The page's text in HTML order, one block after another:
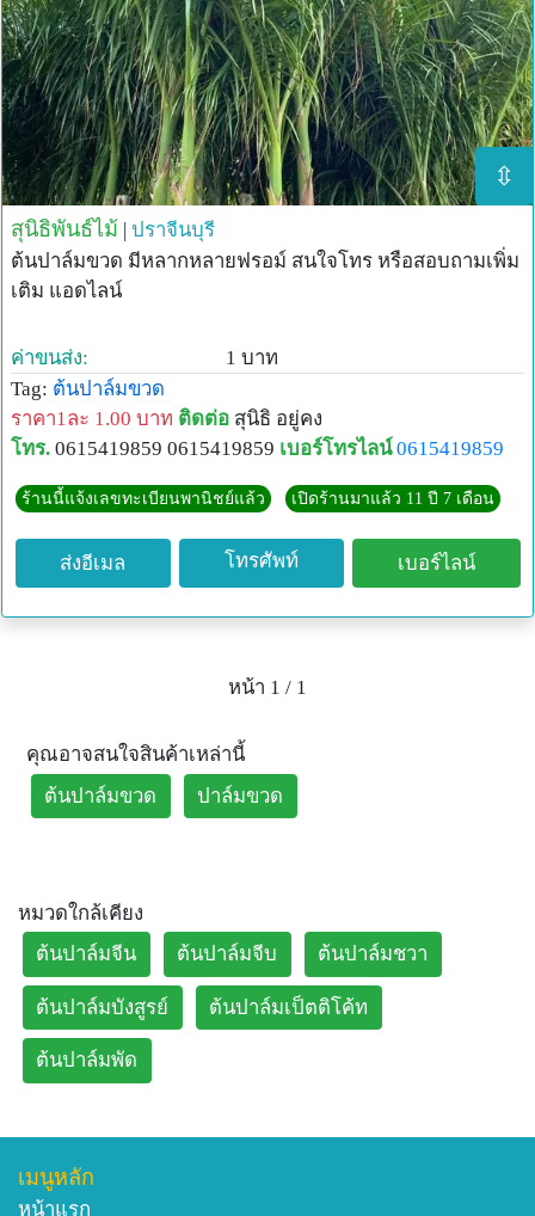
⇳
สุนิธิพันธ์ไม้ | ปราจีนบุรี
ต้นปาล์มขวด มีหลากหลายฟรอม์ สนใจโทร หรือสอบถามเพิ่ม
เติม แอดไลน์
ค่าขนส่ง:
1 บาท
Tag: ต้นปาล์มขวด
ราคา1ละ 1.00 บาท ติดต่อ สุนิธิ อยู่คง
โทร. 0615419859 0615419859 เบอร์โทรไลน์ 0615419859
ร้านนี้แจ้งเลขทะเบียนพานิชย์แล้ว เปิดร้านมาแล้ว 11 ปี 7 เดือน
ส่งอีเมล โทรศัพท์ เบอร์ไลน์
หน้า 1 / 1
คุณอาจสนใจสินค้าเหล่านี้
ต้นปาล์มขวด
ปาล์มขวด
หมวดใกล้เคียง
ต้นปาล์มจีน
ต้นปาล์มจีบ ต้นปาล์มชวา
ต้นปาล์มบังสูรย์ ต้นปาล์มเป็ตติโค้ท
ต้นปาล์มพัด
เมนูหลัก
หน้าแรก